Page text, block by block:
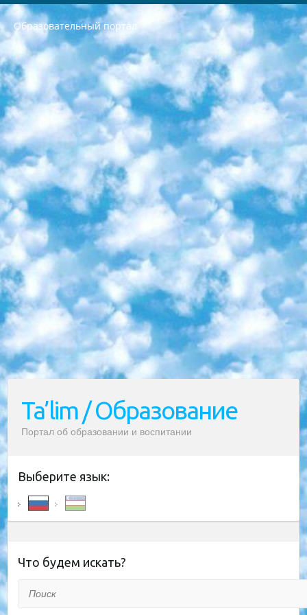
Образовательный портал
РЕСПУБЛИКА УЗБЕКИСТАН МИНИСТРЕРСТВО ДОШКОЛЬНОГО И ШКОЛЬНОГО ОБРАЗОВАНИЯ КОМАНДА в общеобразовательных учреждениях в 2023-2024 учебном году организация и проведение итоговой государственной аттестации обучающихся о Министра дошкольного и школьного образования Республики Узбекистан от 4 марта 2008 года (постановлением Минюста от 20 марта 2008 года № 1778 государственной регистрации) «Итоговое состояние учащихся общего среднего образования на основании положения об утверждении положения об аттестации общего среднего образования выпускной экзамен студентов в образовательных учреждениях в 2023-2024 учебном году В целях организации и прохождения аттестации приказываю: 1. Следующее: перечень предметов, по которым будет проводиться итоговая государственная аттестация и экзамен формы перевода согласно приложению 1; сертификаты международного образца, оценивающие уровень владения иностранными языками перечень согласно приложению 2; 2. Педагогический при специализированных образовательных учреждениях. научно-практический центр квалификации и международной оценки (Д.Давидова) 2024 г. До 25 марта: задания по предметам, по которым будет проводиться итоговая аттестация разработка и утверждение технических условий; итоговая аттестация на основании разработанного предметного задания разработка вопросов по предметам (устно и письменно), экзамен передача; общеобразовательные средние школы и специальные учебные заведения учащиеся выпускных классов школ и интернатов в агентской системе подготовка базы данных экзаменационных материалов и критериев оценки; перевод базы экзаменационных материалов на все языки обучения подать в Республиканский образовательный центр для изготовления; варианты экзаменов на основе разработанных контрольных материалов пусть будут поставлены задачи формирования. 3. Республиканский образовательный центр (Ш.Худайкулов) до 5 апреля 2024 года. до: база данных предоставленных экзаменационных материалов на все языки обучения перевод и экспертиза; для слепых, слабовидящих, глухих, слабослышащих и умственно отсталых детей учащиеся выпускных классов специализированных школ и школ-интернатов база данных экзаменационных материалов на всех преподаваемых языках подготовка критериев оценки; специализированные школы для умственно отсталых детей и технологии для учащихся выпускных классов школ-интернатов разработка соответствующих рекомендаций и критериев проведения ЕГЭ по естествознанию давать задания. 4. Педагогический при специализированных образовательных учреждениях. Научно-практический центр навыков и международной оценки (Д.Давидова), Республика образовательный центр (Худайкулов Ш.) итоговый государственный аттестационный экзамен ориентирован на творческое и логическое мышление при подготовке базы материалов учитывать введение заданий. 5. Следует отметить, что: сертификат государственного образца о знании общеобразовательного предмета и как минимум национальный уровень B1 по предметам на иностранных языках, указанным в Приложении 2. или международно признанный сертификат эквивалентного уровня студенты, изучающие определенный предмет, освобождаются от экзамена; по соответствующим предметам запланирована итоговая государственная аттестация за день до дня, путем жеребьевки Рабочей группой (в письменной форме по предметам, проводимым в форме) из числа сформированных вариантов выбрано 2 варианта; 2 выбранных варианта экзамена анонсированы на официальном сайте министерства и все выпускники по всей стране на основе этих вариантов проводит итоговую государственную аттестацию. 6. Государственное образование учащихся средних общеобразовательных учреждений. знания в соответствии с квалификационными требованиями, которые необходимо приобрести на основании стандартов итоговый (выпускной) контроль для 9 и 11 классов в целях тестирования Экзамены (далее – экзамены) состоят из предметов, перечисленных в приложении 1. будет сделано. 7. Экзамены пройдут с 26 мая по 15 июня 2024 г. (кроме науки физического воспитания). 8. Физическая для учащихся 9 классов общесредних образовательных учреждений. Экзамены по предмету «Образование, квалификация медицина» 1-6 мая 2024 года. сотрудники перевести под присмотр (с отклонениями в физическом или умственном развитии) специализированная школа для детей, школы-интернаты и со сколиозом школы-интернаты санаторного типа для больных детей исключены). 9. Он был слепым, слабовидящим и имел нарушения опорно-двигательного аппарата. экзамены в специализированных школах и интернатах для детей должны проводиться исходя из требований, предъявляемых к общеобразовательным учреждениям (физкультура кроме науки). 10. Специализированная школа для глухих и слабослышащих детей. и экзамены в интернатах и быть реализован в виде письменного теста по математике. 11. Специальность для умственно отсталых детей. Для 9 класса Родной язык и литературное письмо Государственный язык (язык обучения – узбекский). для неклассов) написано Математическое письмо Письменная/устная история Узбекистана Физическое воспитание практично Итоговый контроль Для 11 класса Написание родного языка и литературы (эссе) Математическое письмо Узбекский язык (обучение на узбекском языке) не посещающее общее среднее образование для учреждений)/Образовательное учреждение выбор письменный и устный Иностранный язык письменный/устный Письменная/устная история Узбекистана *По выбору студента:  Химия  Физика  Основы государственного права  География 10 бесплатных образовательных ресурсов - Мы составили подборку онлайн-проектов с интерактивными упражнениями, видеолекциями и статьями. Они помогут вам обрести новые и освежить старые знания бесплатно. 1. «ИНТУИТ» Старейшая образовательная площадка Рунета. Здесь вы найдёте сотни текстовых и видеокурсов на десятки различных тем — от программирования до психологии. Многие курсы подготовлены российскими университетами и крупными международными компаниями вроде Intel и Microsoft. Самостоятельное обучение бесплатное, но желающие могут оплатить услуги персональных наставников. 2. «Смартия» знакомит с актуальными профессиями и подсказывает, как им обучаться. Выбрав заинтересовавшую вас специальность — SMM-специалист, фотограф, веб-дизайнер или другую, — увидите список необходимых для неё умений. Чтобы вы могли освоить их самостоятельно, для каждого умения площадка отображает подборку ссылок на учебные материалы. Хотя «Смартия» ориентируется на русскоязычную аудиторию, часть контента всё же доступна только на английском. 3. «Лекторий Физтеха» Проект Московского физико-технического института (Физтеха). С его помощью вы можете смотреть онлайн серии лекций, записанные на видео в этом вузе. В числе доступных предметов — физика, биология, химия, информационные технологии и другие. К некоторым лекциям администрация ресурса прилагает готовые конспекты, которые можно скачивать в PDF-формате. 4. ITMOcourses Онлайн-площадка Санкт-Петербургского национального исследовательского университета информационных технологий, механики и оптики (ИТМО). Ресурс предоставляет свободный доступ к курсам, разработанным в этом вузе. Каталог материалов разбит на четыре категории: «Оптические системы и технологии», «Приборостроение и робототехника», «Информационные технологии» и «Биотехнологии». Курсы состоят из видеолекций, интерактивных демонстраций и заданий. 5. «КиберЛенинка» Электронная научная библиотека открытого доступа. Каталог площадки регулярно обрастает текстами статей из различных научных изданий. Сгруппированные по журналам и рубрикам публикации можно читать онлайн или скачивать целиком в PDF-формате. Проект нацелен на популяризацию науки за счёт открытого доступа к качественной информации. 6. «ПостНаука» На этом ресурсе публикуют подборки видеолекций, составленные экспертами из разных отраслей и объединённые общими темами. Среди них, к примеру, есть серии «Биоинформатика и геномика», «Культура средневековой Скандинавии» и Cinema Studies о теории кино. Каждая подборка лекций — логически связанная история, рассказанная экспертом от первого лица. Кроме того, на сайте появляются научно-образовательные статьи и тесты на разные темы. 7. «Newочём» Команда проекта «Newочём» отбирает самые интересные тексты из англоязычных СМИ и переводит те из них, за которые голосуют участники сообщества «ВКонтакте». По большей части это научно-популярные статьи. Редакторы придумывают лишь заголовки, в остальном содержание переводов соответствует оригиналам. Полные тексты можно читать прямо в социальной сети. 8. InternetUrok Онлайн-база материалов по основным дисциплинам школьной программы. Информация на сайте структурирована по классам, предметам и темам (урокам). Каждый урок состоит из видеолекций и конспектов. Есть также интерактивные тренажёры и тесты для закрепления пройденного материала. Даже если вы давно окончили школу, возможность повторить программу старших классов всегда может пригодиться. 9. Edutainme Ещё один ресурс об образовании. В отличие от Newtonew, как мне кажется, Edutainme больше ориентируется на представителей индустрии: педагогов, предпринимателей, разработчиков образовательных проектов. Но и любой, кто просто стремится к саморазвитию, найдёт на сайте много полезного и интересного для себя. Например, информацию о новых курсах и образовательных сервисах. 10. Newtonew Онлайн-медиа об образовании и обучении в широком смысле. Авторы Newtonew пишут об инструментах, заведениях, тактиках и стратегиях, которые помогают учить других и получать новые знания самостоятельно. На этой площадке вы найдёте новости, обзоры, аналитические мат
Ta’lim / Образование
Портал об образовании и воспитании
Выберите язык:
Что будем искать?